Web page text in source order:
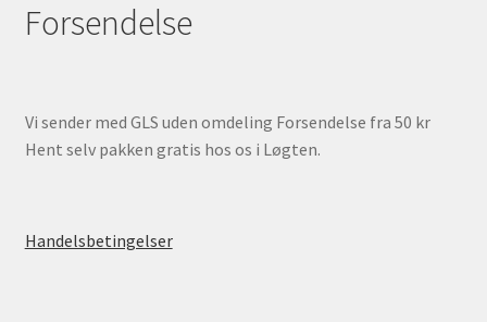
Forsendelse
Vi sender med GLS uden omdeling Forsendelse fra 50 kr
Hent selv pakken gratis hos os i Løgten.
Handelsbetingelser